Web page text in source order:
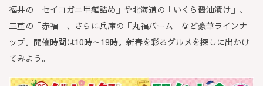
福井の「セイコガニ甲羅詰め」や北海道の「いくら醤油漬け」、
三重の「赤福」、さらに兵庫の「丸福バーム」など豪華ラインナ
ップ。開催時間は10時～19時。新春を彩るグルメを探しに出かけ
てみよう。